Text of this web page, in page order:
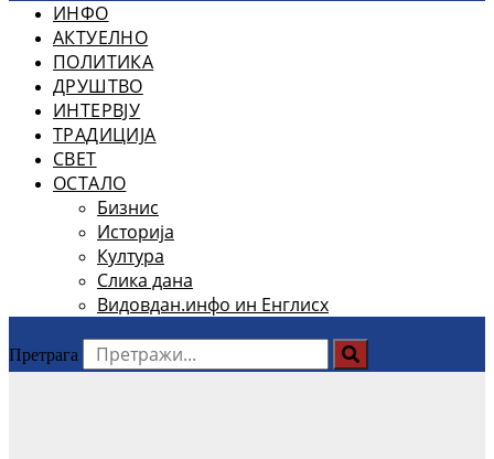
ИНФО
АКТУЕЛНО
ПОЛИТИКА
ДРУШТВО
ИНТЕРВЈУ
ТРАДИЦИЈА
СВЕТ
ОСТАЛО
Бизнис
Историја
Култура
Слика дана
Видовдан.инфо ин Енглисх
Претрага